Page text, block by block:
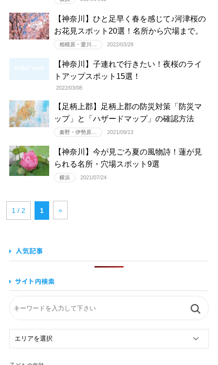
【神奈川】ひと足早く春を感じて♪河津桜の
お花見スポット20選！名所から穴場まで。
相模原・愛川… 2022/03/28
【神奈川】子連れで行きたい！夜桜のライ
トアップスポット15選！
2022/03/08
【足柄上郡】足柄上郡の防災対策「防災マ
ップ」と「ハザードマップ」の確認方法
秦野・伊勢原… 2021/09/13
【神奈川】今が見ごろ夏の風物詩！蓮が見
られる名所・穴場スポット9選
横浜 2021/07/24
1 / 2 1 »